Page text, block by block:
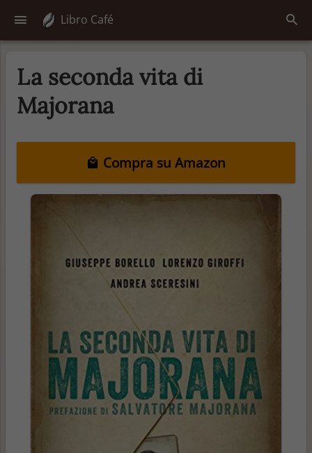
Libro Café
La seconda vita di
Majorana
Compra su Amazon